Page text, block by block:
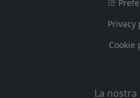
Privacy
Cookie
La